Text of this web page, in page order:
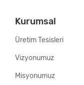
Kurumsal
Üretim Tesisleri
Vizyonumuz
Misyonumuz